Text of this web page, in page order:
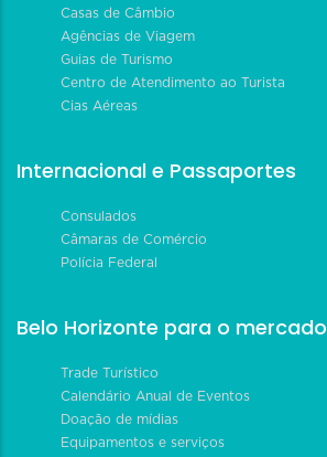
Casas de Câmbio
Agências de Viagem
Guias de Turismo
Centro de Atendimento ao Turista
Cias Aéreas
Internacional e Passaportes
Consulados
Câmaras de Comércio
Polícia Federal
Belo Horizonte para o mercado
Trade Turístico
Calendário Anual de Eventos
Doação de mídias
Equipamentos e serviços